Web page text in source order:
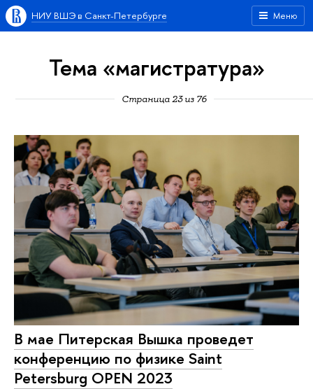
Меню
НИУ ВШЭ в Санкт-Петербурге
Тема «магистратура»
Страница 23 из 76
В мае Питерская Вышка проведет
конференцию по физике Saint
Petersburg OPEN 2023